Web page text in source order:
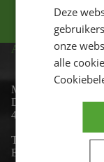
ADRES
Motor-id
De Lind 17
4841 KC Prinsenbeek
Telefoon:
+31
Email:
Deze
onze
alle